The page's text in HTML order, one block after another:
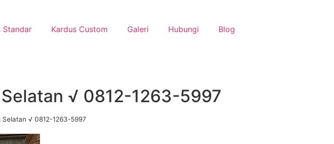
Standar Kardus Custom Galeri Hubungi Blog
√ 0812-1263-5997
√ 0812-1263-5997